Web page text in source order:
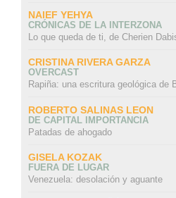
NAIEF YEHYA
CRÓNICAS DE LA INTERZONA
Lo que queda de ti, de Cherien
CRISTINA RIVERA GARZA
OVERCAST
Rapiña: una escritura geológica de
ROBERTO SALINAS LEON
DE CAPITAL IMPORTANCIA
Patadas de ahogado
GISELA KOZAK
FUERA DE LUGAR
Venezuela: desolación y aguante